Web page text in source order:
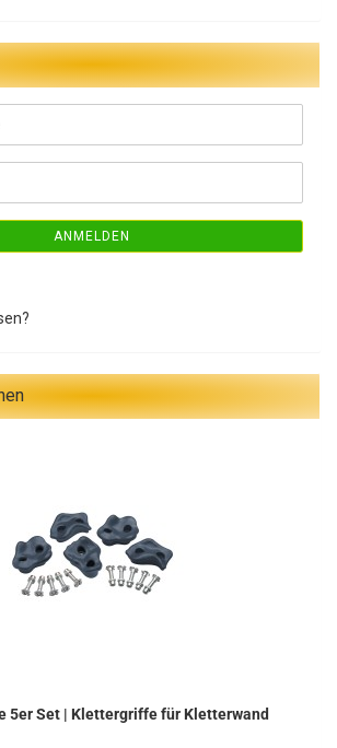
ANMELDEN
5er Set | Klettergriffe für Kletterwand